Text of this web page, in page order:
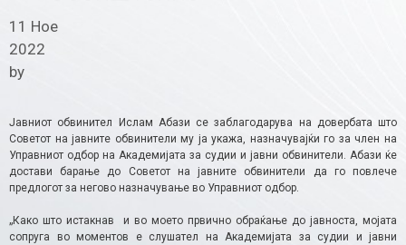
11 Ное
2022
by
Јавниот обвинител Ислам Абази се заблагодарува на довербата што
Советот на јавните обвинители му ја укажа, назначувајќи го за член на
Управниот одбор на Академијата за судии и јавни обвинители. Абази ќе
достави барање до Советот на јавните обвинители да го повлече
предлогот за негово назначување во Управниот одбор.
„Како што истакнав и во моето првично обраќање до јавноста, мојата
сопруга во моментов е слушател на Академијата за судии и јавни